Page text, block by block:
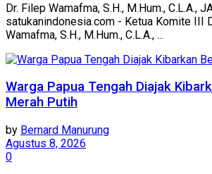
Dr. Filep Wamafma, S.H., M.Hum., C.L.A.,
satukanindonesia.com - Ketua Komite III
Wamafma, S.H., M.Hum., C.L.A., ...
Warga Papua Tengah Diajak
Merah Putih
by Bernard Manurung
Agustus 8, 2026
0